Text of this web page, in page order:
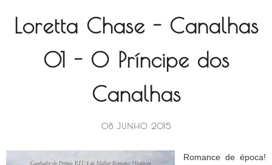
Loretta Chase - Canalhas
01 - O Príncipe dos
Canalhas
08 JUNHO 2015
Romance de época!